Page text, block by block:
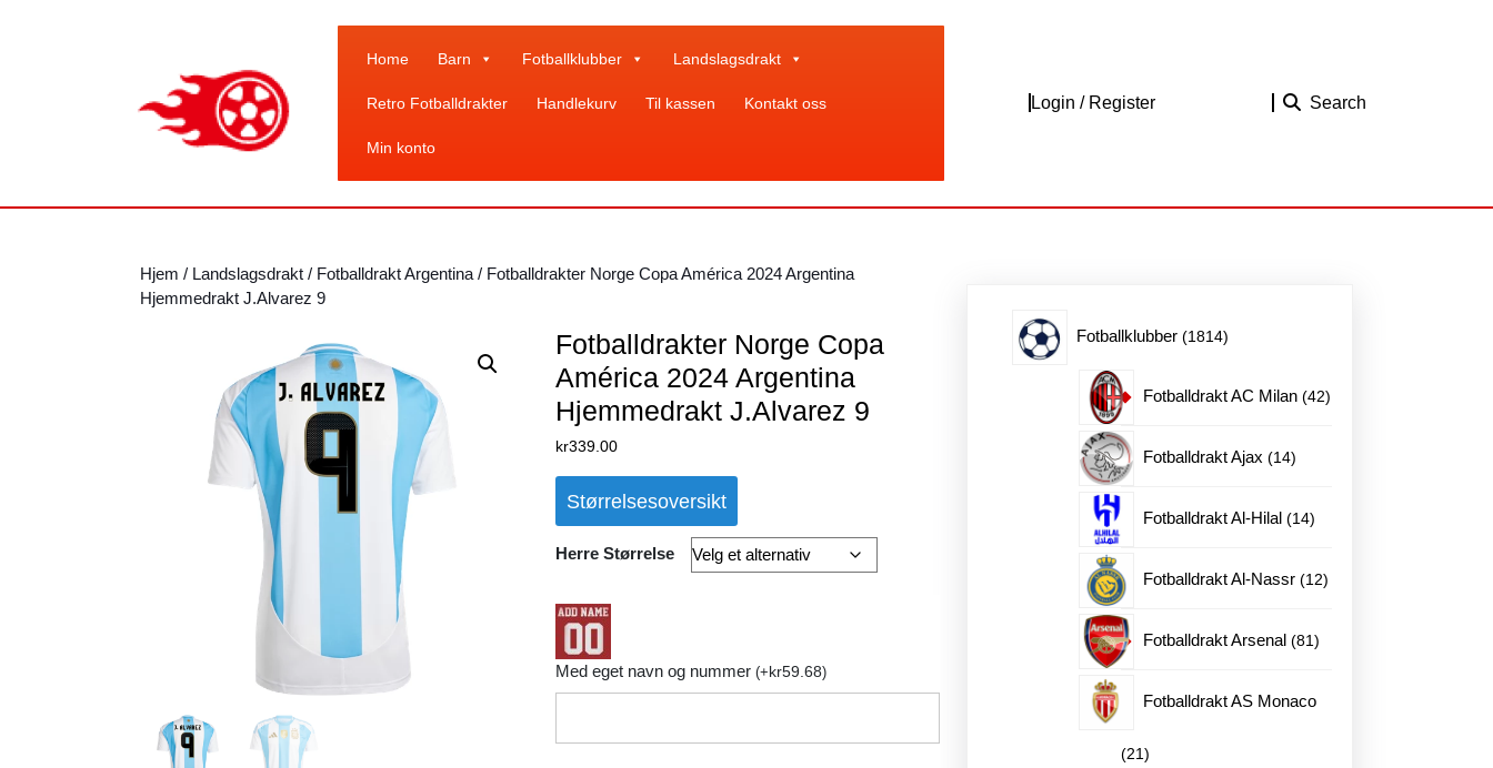
Home Barn Fotballklubber Landslagsdrakt
Retro Fotballdrakter Handlekurv Til kassen Kontakt oss
Min konto
Login / RegisterLogin
Search
Hjem / Landslagsdrakt / Fotballdrakt Argentina / Fotballdrakter Norge Copa América 2024 Argentina
Hjemmedrakt J.Alvarez 9
Fotballdrakter Norge Copa
América 2024 Argentina
Hjemmedrakt J.Alvarez 9
kr339.00
Størrelsesoversikt
Herre Størrelse
Med eget navn og nummer(+kr59.68)
Fotballklubber 18141814
Fotballdrakt AC Milan 4242
Fotballdrakt Ajax 1414
Fotballdrakt Al-Hilal 1414
Fotballdrakt Al-Nassr 1212
Fotballdrakt Arsenal 8181
Fotballdrakt AS Monaco
2121